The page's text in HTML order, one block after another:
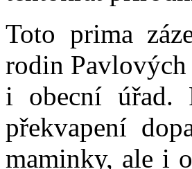
Toto prima
rodin Pavlových
i obecní úřad.
překvapení
maminky, ale i